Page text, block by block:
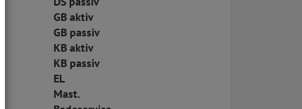
GB aktiv
GB passiv
KB aktiv
KB passiv
EL
Mast.